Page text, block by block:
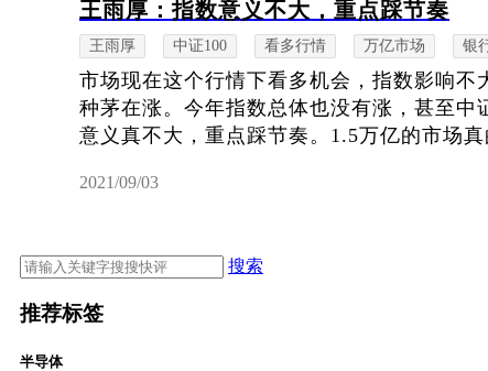
王雨厚：指数意义不大，重点踩节奏
王雨厚 中证100 看多行情 万亿市场 银
市场现在这个行情下看多机会，指数影响不
种茅在涨。今年指数总体也没有涨，甚至中
意义真不大，重点踩节奏。1.5万亿的市场
2021/09/03
搜索
推荐标签
半导体